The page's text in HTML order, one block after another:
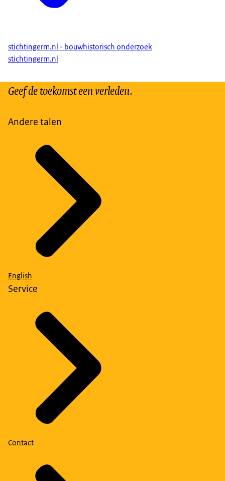
stichtingerm.nl - bouwhistorisch onderzoek
stichtingerm.nl
Geef de toekomst een verleden.
Andere talen
English
Service
Contact